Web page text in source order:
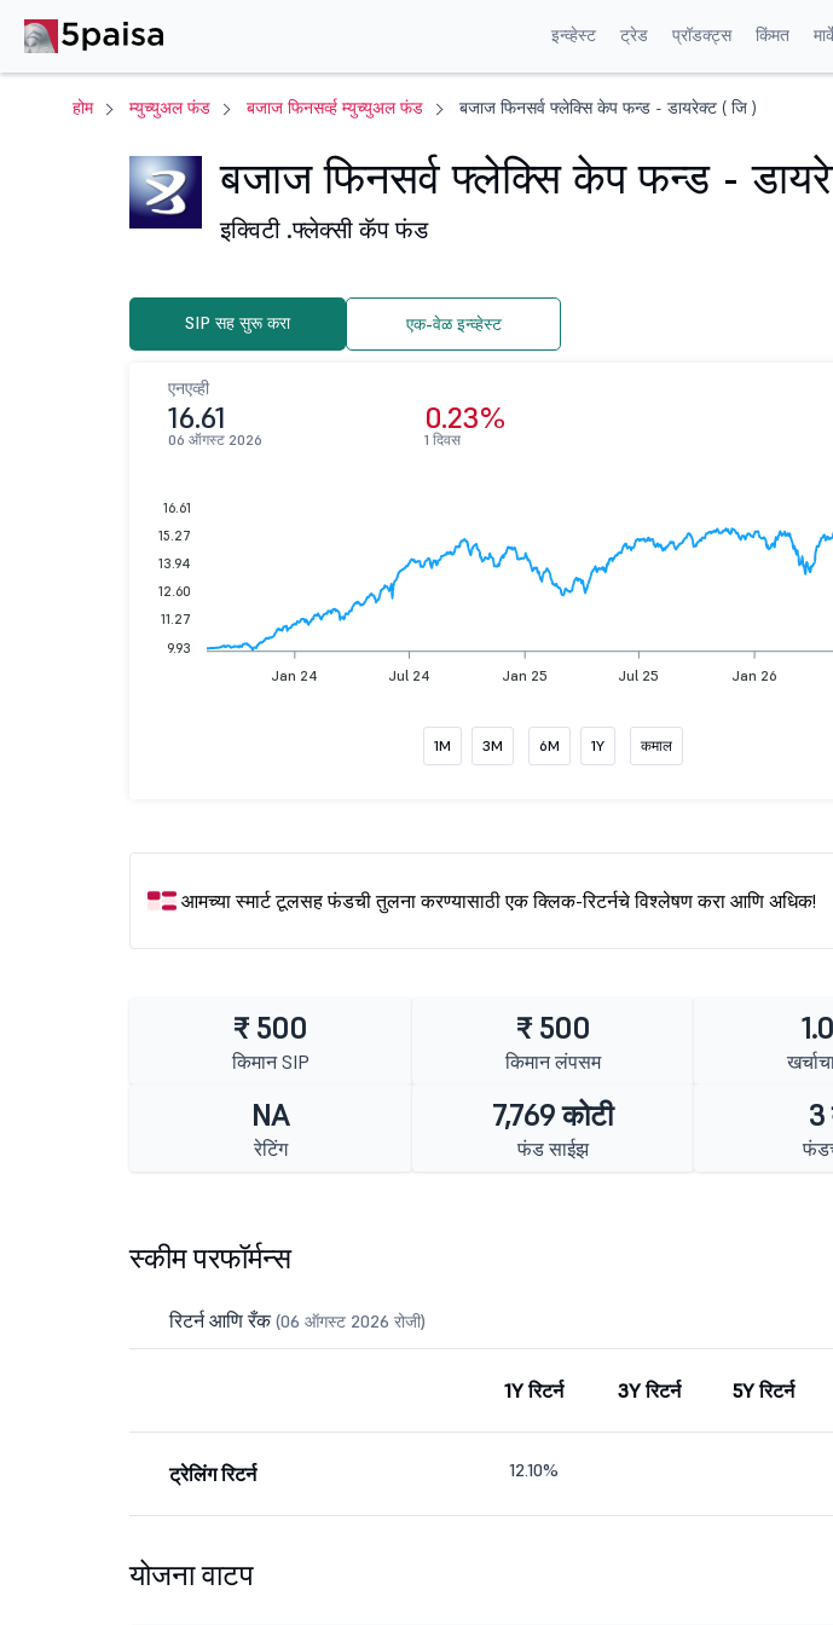
इन्व्हेस्ट ट्रेड प्रॉडक्ट्स किंमत
होम म्युच्युअल फंड बजाज फिनसर्व्ह म्युच्युअल फंड बजाज फिनसर्व फ्लेक्सि केप फन्ड - डायरेक्ट ( जि )
बजाज फिनसर्व फ्लेक्सि केप फन्ड -
इक्विटी .फ्लेक्सी कॅप फंड
SIP सह सुरू करा एक-वेळ इन्व्हेस्ट
एनएव्ही
16.61
06 ऑगस्ट 2026
0.23%
1 दिवस
Jan 24 Jul 24 Jan 25 Jul 25 Jan 26
16.61
15.27
13.94
12.60
11.27
9.93
1M 3M 6M 1Y कमाल
आमच्या स्मार्ट टूलसह फंडची तुलना करण्यासाठी एक क्लिक-रिटर्नचे विश्लेषण करा आणि अधिक!
₹ 500
किमान SIP
₹ 500
किमान लंपसम
NA
रेटिंग
7,769 कोटी
फंड साईझ
3
स्कीम परफॉर्मन्स
रिटर्न आणि रँक(06 ऑगस्ट 2026 रोजी)
1Y रिटर्न 3Y रिटर्न 5Y रिटर्न
ट्रेलिंग रिटर्न 12.10%
योजना वाटप